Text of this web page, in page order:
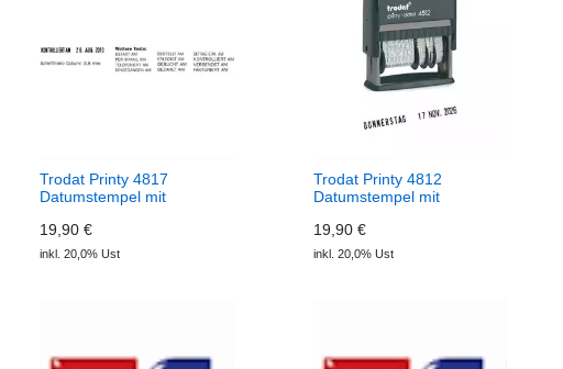
Trodat Printy 4817
Datumstempel mit
19,90 €
inkl. 20,0% Ust
Trodat Printy 4812
Datumstempel mit
19,90 €
inkl. 20,0% Ust